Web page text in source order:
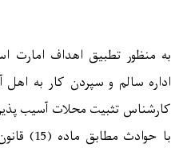
به منظور تطبیق اهداف امارت
اداره سالم و سپردن کار به اهل
کارشناس تثبیت محلات آسیب
با حوادث مطابق ماده (15)